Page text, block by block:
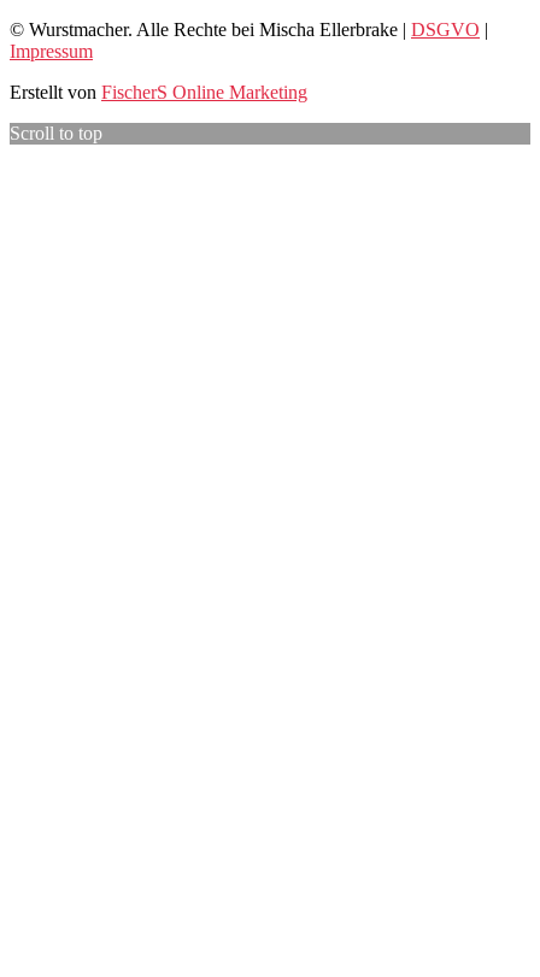
© Wurstmacher. Alle Rechte bei Mischa Ellerbrake | DSGVO |
Impressum
Erstellt von FischerS Online Marketing
Scroll to top